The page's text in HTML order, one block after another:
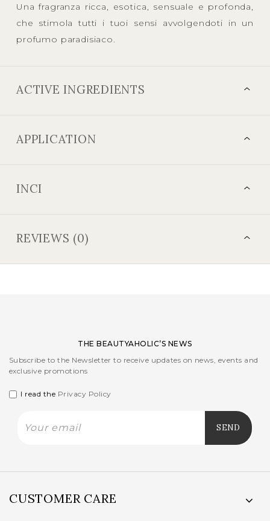
Una fragranza ricca, esotica, sensuale e profonda,
che stimola tutti i tuoi sensi avvolgendoti in un
profumo paradisiaco.
ACTIVE INGREDIENTS
APPLICATION
INCI
REVIEWS (0)
THE BEAUTYAHOLIC’S NEWS
Subscribe to the Newsletter to receive updates on news, events and
exclusive promotions
I read the Privacy Policy
CUSTOMER CARE